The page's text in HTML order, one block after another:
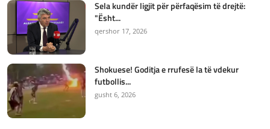
Sela kundër ligjit për përfaqësim të drejtë:
"Ësht...
qershor 17, 2026
Shokuese! Goditja e rrufesë la të vdekur
futbollis...
gusht 6, 2026